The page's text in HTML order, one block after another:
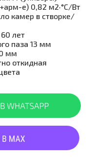
е) 0,82 м2·°C/Вт
камер в створке/
лет
паза 13 мм
мм
откидная